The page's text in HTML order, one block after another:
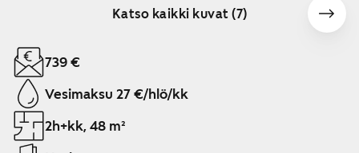
Katso kaikki kuvat (7)
Näytetään dia 1 / 7
739 €
Vesimaksu 27 €/hlö/kk
2h+kk, 48 m²